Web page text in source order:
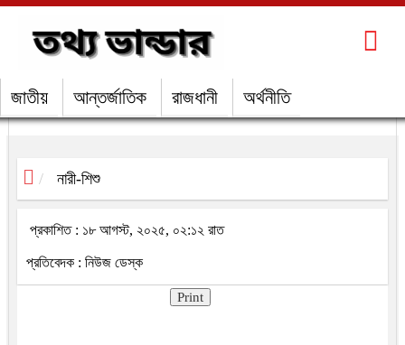
জাতীয় আন্তর্জাতিক রাজধানী অর্থনীতি
নারী-শিশু
প্রকাশিত : ১৮ আগস্ট, ২০২৫, ০২:১২ রাত
প্রতিবেদক : নিউজ ডেস্ক
Print